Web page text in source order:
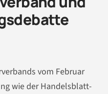
vom Februar
wie der Handelsblatt-